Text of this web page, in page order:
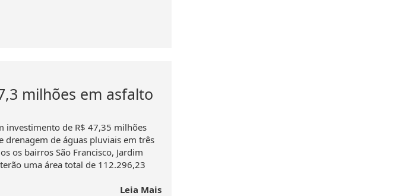
milhões em asfalto
investimento de R$ 47,35 milhões
drenagem de águas pluviais em três
os bairros São Francisco, Jardim
uma área total de 112.296,23
Leia Mais